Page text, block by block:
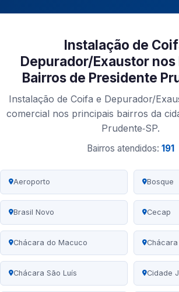
Instalação de
Depurador/Exaustor
Bairros de Presidente
Instalação de Coifa e Depurador/
comercial nos principais bairros da
Prudente‑SP.
Bairros atendidos: 191
Aeroporto Bosque
Brasil Novo Cecap
Chácara do Macuco
Chácara São Luís Cidade